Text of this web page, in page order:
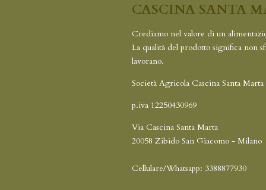
CASCINA SANTA
Crediamo nel valore di un
La qualità del prodotto significa non
lavorano.
Società Agricola Cascina Santa Marta
p.iva 12250430969
Via Cascina Santa Marta
20058 Zibido San Giacomo - Milano
Cellulare/Whatsapp: 3388877930